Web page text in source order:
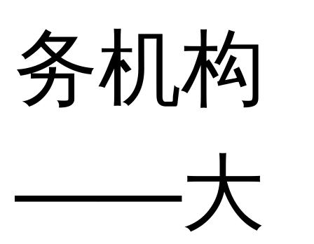
务机构
——大